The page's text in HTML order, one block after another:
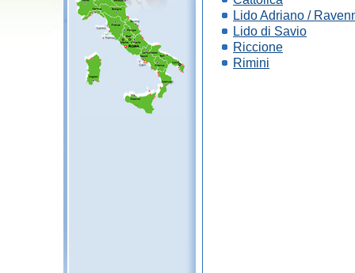
Lido Adriano /
Lido di Savio
Riccione
Rimini